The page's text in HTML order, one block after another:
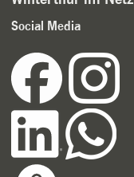
Social Media